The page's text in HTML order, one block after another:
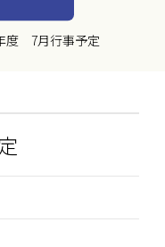
度 7月行事予定